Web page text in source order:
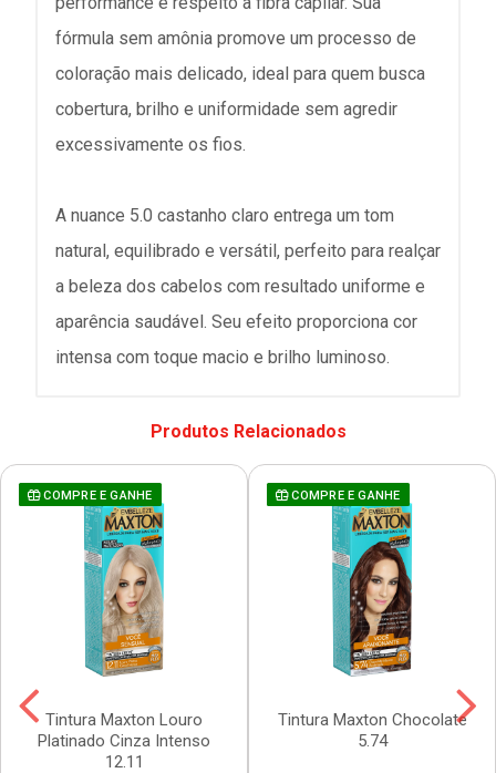
fórmula sem amônia promove um processo de
coloração mais delicado, ideal para quem busca
cobertura, brilho e uniformidade sem agredir
excessivamente os fios.
A nuance 5.0 castanho claro entrega um tom
natural, equilibrado e versátil, perfeito para realçar
a beleza dos cabelos com resultado uniforme e
aparência saudável. Seu efeito proporciona cor
intensa com toque macio e brilho luminoso.
Produtos Relacionados
COMPRE E GANHE
Tintura Maxton Louro
Platinado Cinza Intenso
12.11
COMPRE E GANHE
Tintura Maxton Chocolate
5.74